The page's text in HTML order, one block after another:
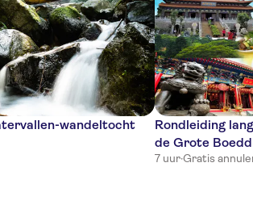
wandeltocht
Rondleiding
de Grote
Hongkong
7 uur·Gratis